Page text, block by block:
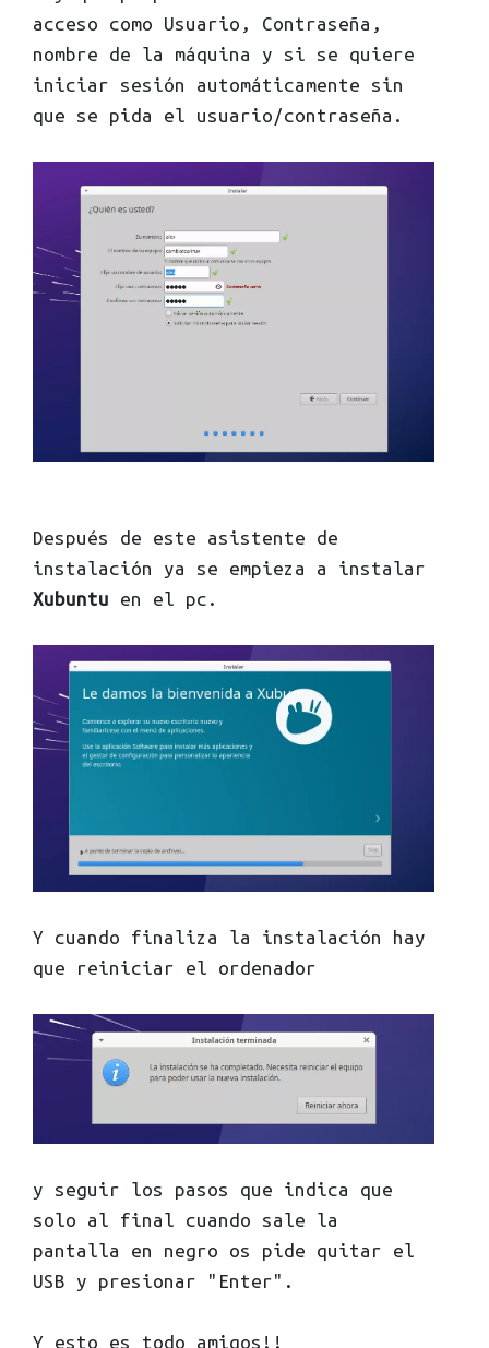
acceso como Usuario, Contraseña,
nombre de la máquina y si se quiere
iniciar sesión automáticamente sin
que se pida el usuario/contraseña.
Después de este asistente de
instalación ya se empieza a instalar
Xubuntu en el pc.
Y cuando finaliza la instalación hay
que reiniciar el ordenador
y seguir los pasos que indica que
solo al final cuando sale la
pantalla en negro os pide quitar el
USB y presionar "Enter".
Y esto es todo amigos!!